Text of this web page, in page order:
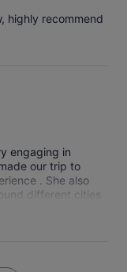
highly recommend
engaging in
our trip to
. She also
different cities
the tour guide